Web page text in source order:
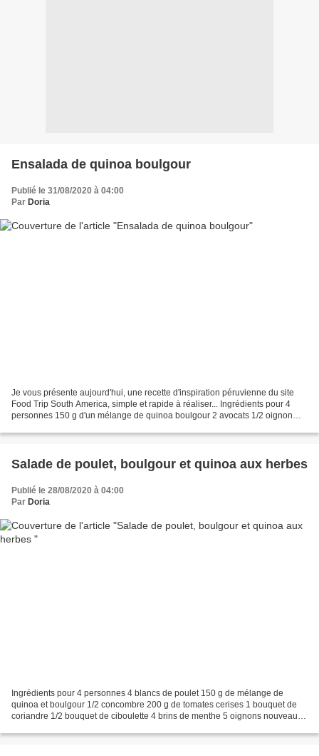
Ensalada de quinoa boulgour
Publié le 31/08/2020 à 04:00
Par Doria
Je vous présente aujourd'hui, une recette d'inspiration péruvienne du site
Food Trip South America, simple et rapide à réaliser... Ingrédients pour 4
personnes 150 g d'un mélange de quinoa boulgour 2 avocats 1/2 oignon
Salade de poulet, boulgour et quinoa aux herbes
Publié le 28/08/2020 à 04:00
Par Doria
Ingrédients pour 4 personnes 4 blancs de poulet 150 g de mélange de
quinoa et boulgour 1/2 concombre 200 g de tomates cerises 1 bouquet de
coriandre 1/2 bouquet de ciboulette 4 brins de menthe 5 oignons nouveaux